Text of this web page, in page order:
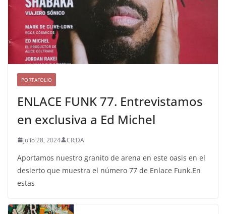
PORTAFOLIO
ENLACE FUNK 77. Entrevistamos
en exclusiva a Ed Michel
julio 28, 2024 CR¡DA
Aportamos nuestro granito de arena en este oasis en el
desierto que muestra el número 77 de Enlace Funk.En
estas